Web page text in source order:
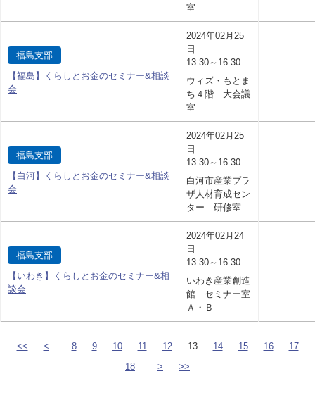
室
福島支部
【福島】くらしとお金のセミナー&相談
会
2024年02月25
日
13:30～16:30
ウィズ・もとま
ち４階 大会議
室
福島支部
【白河】くらしとお金のセミナー&相談
会
2024年02月25
日
13:30～16:30
白河市産業プラ
ザ人材育成セン
ター 研修室
福島支部
【いわき】くらしとお金のセミナー&相
談会
2024年02月24
日
13:30～16:30
いわき産業創造
館 セミナー室
Ａ・Ｂ
<< < 8 9 10 11 12 13 14 15 16
17
18
> >>